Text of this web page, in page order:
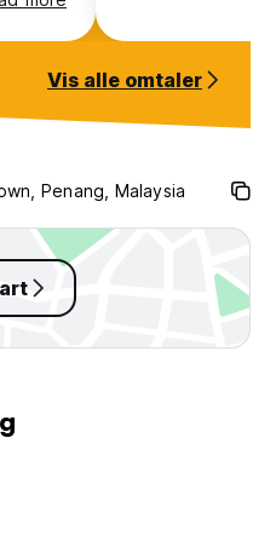
little-
Vis alle omtaler
Penang, Malaysia